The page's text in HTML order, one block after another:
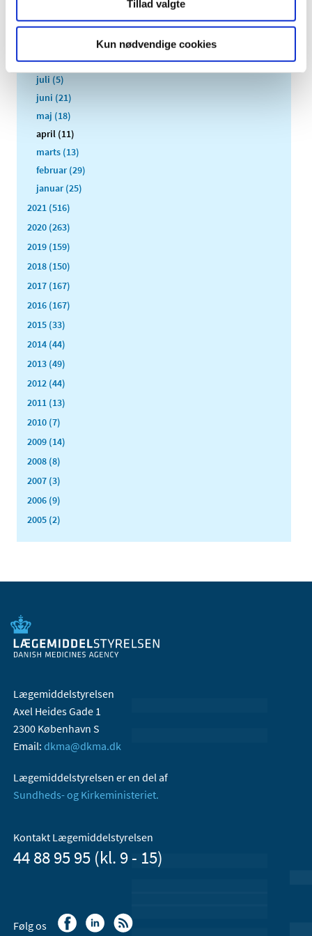
Tillad valgte
Kun nødvendige cookies
oktober (17)
september (13)
august (8)
juli (5)
juni (21)
maj (18)
april (11)
marts (13)
februar (29)
januar (25)
2021 (516)
2020 (263)
2019 (159)
2018 (150)
2017 (167)
2016 (167)
2015 (33)
2014 (44)
2013 (49)
2012 (44)
2011 (13)
2010 (7)
2009 (14)
2008 (8)
2007 (3)
2006 (9)
2005 (2)
Lægemiddelstyrelsen
Axel Heides Gade 1
2300 København S
Email: dkma@dkma.dk
Lægemiddelstyrelsen er en del af
Sundheds- og Kirkeministeriet.
Kontakt Lægemiddelstyrelsen
44 88 95 95 (kl. 9 - 15)
Følg os